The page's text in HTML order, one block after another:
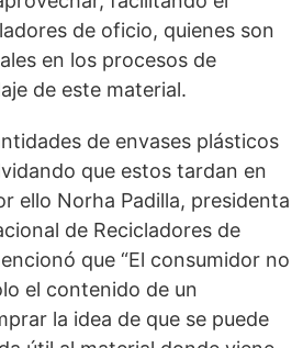
de oficio, quienes son
en los procesos de
de este material.
de envases plásticos
que estos tardan en
ello Norha Padilla, presidenta
de Recicladores de
que “El consumidor no
el contenido de un
la idea de que se puede